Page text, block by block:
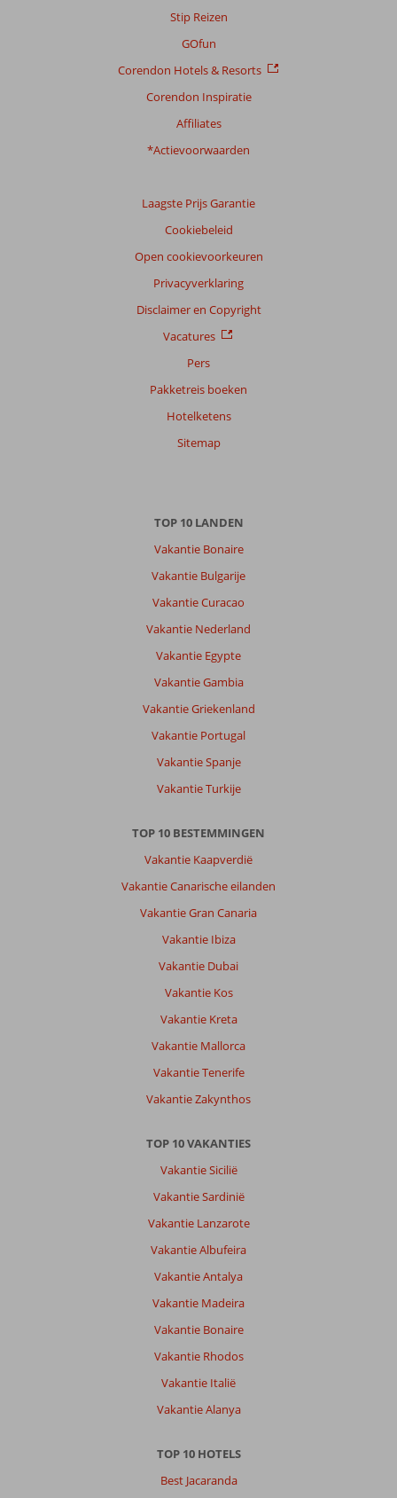
Stip Reizen
GOfun
Corendon Hotels & Resorts
Corendon Inspiratie
Affiliates
*Actievoorwaarden
Laagste Prijs Garantie
Cookiebeleid
Open cookievoorkeuren
Privacyverklaring
Disclaimer en Copyright
Vacatures
Pers
Pakketreis boeken
Hotelketens
Sitemap
TOP 10 LANDEN
Vakantie Bonaire
Vakantie Bulgarije
Vakantie Curacao
Vakantie Nederland
Vakantie Egypte
Vakantie Gambia
Vakantie Griekenland
Vakantie Portugal
Vakantie Spanje
Vakantie Turkije
TOP 10 BESTEMMINGEN
Vakantie Kaapverdië
Vakantie Canarische eilanden
Vakantie Gran Canaria
Vakantie Ibiza
Vakantie Dubai
Vakantie Kos
Vakantie Kreta
Vakantie Mallorca
Vakantie Tenerife
Vakantie Zakynthos
TOP 10 VAKANTIES
Vakantie Sicilië
Vakantie Sardinië
Vakantie Lanzarote
Vakantie Albufeira
Vakantie Antalya
Vakantie Madeira
Vakantie Bonaire
Vakantie Rhodos
Vakantie Italië
Vakantie Alanya
TOP 10 HOTELS
Best Jacaranda